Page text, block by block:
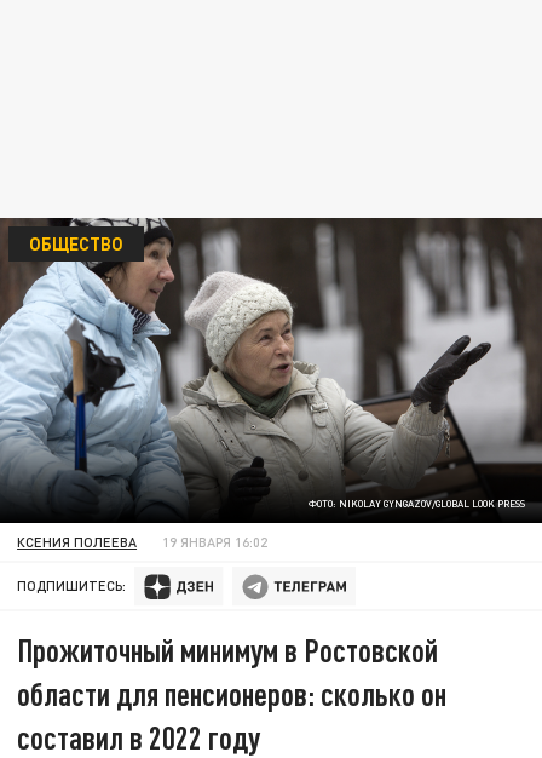
ФОТО: NIKOLAY GYNGAZOV/GLOBAL LOOK PRESS
ОБЩЕСТВО
КСЕНИЯ ПОЛЕЕВА 19 ЯНВАРЯ 16:02
ПОДПИШИТЕСЬ:
Прожиточный минимум в Ростовской
области для пенсионеров: сколько он
составил в 2022 году